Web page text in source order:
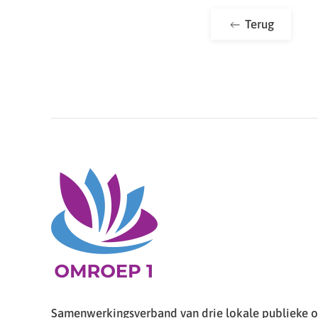
Terug
Samenwerkingsverband van drie lokale publieke